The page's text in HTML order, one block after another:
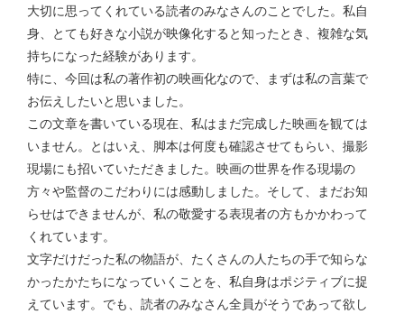
大切に思ってくれている読者のみなさんのことでした。私自
身、とても好きな小説が映像化すると知ったとき、複雑な気
持ちになった経験があります。
特に、今回は私の著作初の映画化なので、まずは私の言葉で
お伝えしたいと思いました。
この文章を書いている現在、私はまだ完成した映画を観ては
いません。とはいえ、脚本は何度も確認させてもらい、撮影
現場にも招いていただきました。映画の世界を作る現場の
方々や監督のこだわりには感動しました。そして、まだお知
らせはできませんが、私の敬愛する表現者の方もかかわって
くれています。
文字だけだった私の物語が、たくさんの人たちの手で知らな
かったかたちになっていくことを、私自身はポジティブに捉
えています。でも、読者のみなさん全員がそうであって欲し